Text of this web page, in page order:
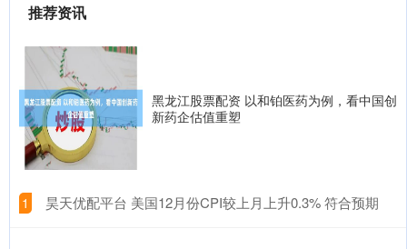
推荐资讯
黑龙江股票配资 以和铂医药为例，看中国创
新药企估值重塑
1 ​昊天优配平台 美国12月份CPI较上月上升0.3% 符合预期